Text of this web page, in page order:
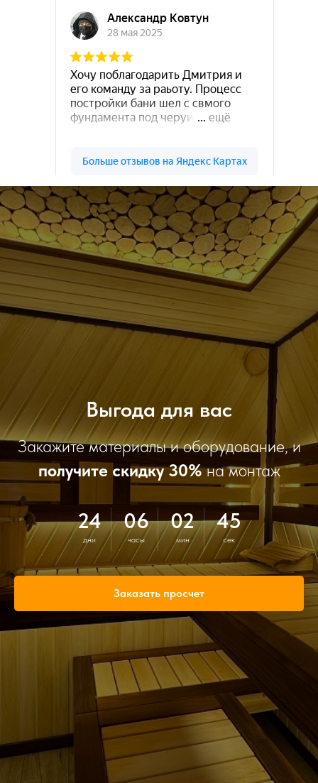
Отделка бань, саун и парилки на карте
Выгода для вас
Закажите материалы и оборудование, и
получите скидку 30%на монтаж
24
дни
06
часы
02
мин
44
сек
Заказать просчет